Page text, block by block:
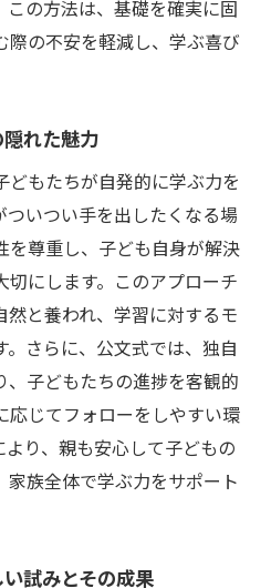
の方法は、基礎を確実に固
際の不安を軽減し、学ぶ喜び
れた魅力
もたちが自発的に学ぶ力を
いつい手を出したくなる場
を尊重し、子ども自身が解決
にします。このアプローチ
然と養われ、学習に対するモ
さらに、公文式では、独自
子どもたちの進捗を客観的
応じてフォローをしやすい環
り、親も安心して子どもの
族全体で学ぶ力をサポート
試みとその成果